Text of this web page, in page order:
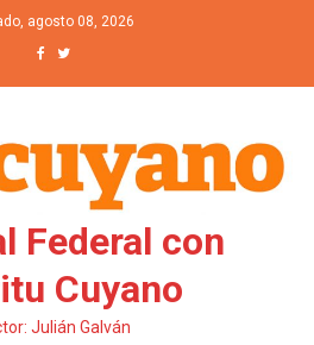
agosto 08, 2026
Federal con
Cuyano
Julián Galván